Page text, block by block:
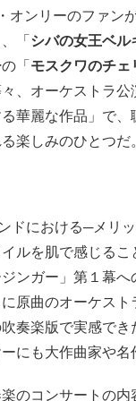
ンリーのファン
「 シバの女王ベル
の「 モスクワのチェ
々、オーケストラ
華麗な作品」で、
楽しみのひとつだ
における─メリ
ルを肌で感じる
ンガー」第１幕へ
原曲のオーケス
奏楽版で実感で
にも大作曲家や名
のコンサートの